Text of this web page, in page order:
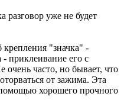
разговор уже не будет
"значка" -
- приклеивание его с
часто, но бывает, что
от зажима. Эта
хорошего прочного